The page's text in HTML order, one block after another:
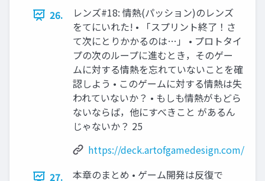
26.
レンズ#18: 情熱(パッション)のレンズ
をてにいれた! • 「スプリント終了！さ
て次にとりかかるのは…」 • プロトタイ
プの次のループに進むとき，そのゲー
ムに対する情熱を忘れていないことを確
認しよう • このゲームに対する情熱は失
われていないか？ • もしも情熱がもどら
ないならば，他にすべきこと があるん
じゃないか？ 25
https://deck.artofgamedesign.com/
27.
本章のまとめ • ゲーム開発は反復で